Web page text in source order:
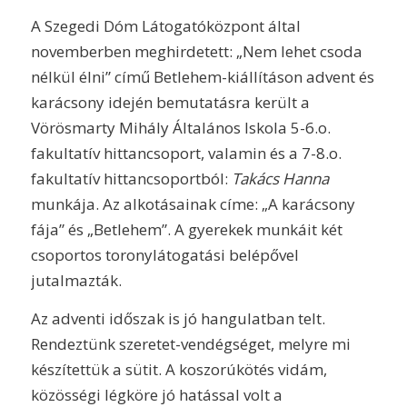
A Szegedi Dóm Látogatóközpont által
novemberben meghirdetett: „Nem lehet csoda
nélkül élni” című Betlehem-kiállításon advent és
karácsony idején bemutatásra került a
Vörösmarty Mihály Általános Iskola 5-6.o.
fakultatív hittancsoport, valamin és a 7-8.o.
fakultatív hittancsoportból: Takács Hanna
munkája. Az alkotásainak címe: „A karácsony
fája” és „Betlehem”. A gyerekek munkáit két
csoportos toronylátogatási belépővel
jutalmazták.
Az adventi időszak is jó hangulatban telt.
Rendeztünk szeretet-vendégséget, melyre mi
készítettük a sütit. A koszorúkötés vidám,
közösségi légköre jó hatással volt a